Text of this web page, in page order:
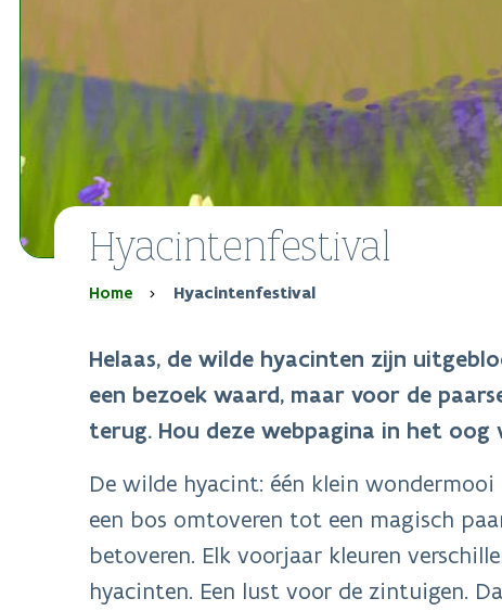
Hyacintenfestival
Kruimelpad
Home Hyacintenfestival
Helaas, de wilde hyacinten zijn
een bezoek waard, maar voor de
terug. Hou deze webpagina in het
De wilde hyacint: één klein
een bos omtoveren tot een magisch
betoveren. Elk voorjaar kleuren
hyacinten. Een lust voor de zintuigen.